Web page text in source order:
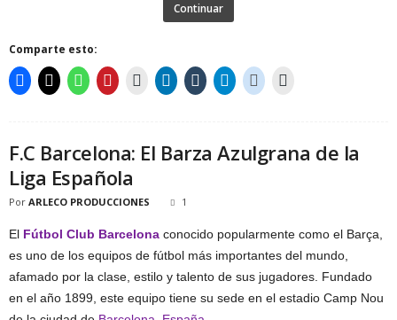
Continuar
Comparte esto:
F.C Barcelona: El Barza Azulgrana de la
Liga Española
Por ARLECO PRODUCCIONES 1
El Fútbol Club Barcelona conocido popularmente como el Barça,
es uno de los equipos de fútbol más importantes del mundo,
afamado por la clase, estilo y talento de sus jugadores. Fundado
en el año 1899, este equipo tiene su sede en el estadio Camp Nou